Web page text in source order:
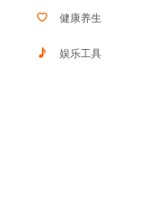
健康养生
娱乐工具